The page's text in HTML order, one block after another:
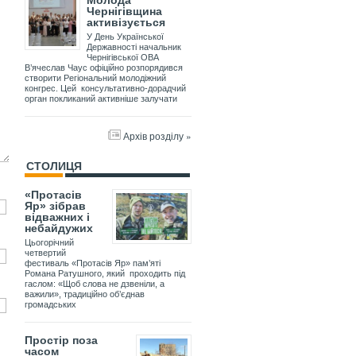
Чернігівщина
активізується
У День Української
Державності начальник
Чернігівської ОВА
В’ячеслав Чаус офіційно розпорядився
створити Регіональний молодіжний
конгрес. Цей консультативно-дорадчий
орган покликаний активніше залучати
Архів розділу »
СТОЛИЦЯ
«Протасів
Яр» зібрав
відважних і
небайдужих
Цьогорічний
четвертий
фестиваль «Протасів Яр» пам’яті
Романа Ратушного, який проходить під
гаслом: «Щоб слова не дзвеніли, а
важили», традиційно об’єднав
громадських
Простір поза
часом